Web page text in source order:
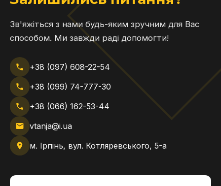
Зв'яжіться з нами будь-яким зручним для Вас
способом. Ми завжди раді допомогти!
+38 (097) 608-22-54
+38 (099) 74-777-30
+38 (066) 162-53-44
vtanja@i.ua
м. Ірпінь, вул. Котляревського, 5-а